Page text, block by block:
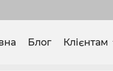
Блог Клієнтам